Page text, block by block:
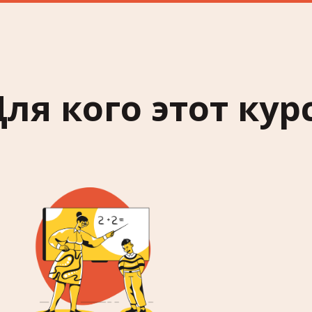
кого этот